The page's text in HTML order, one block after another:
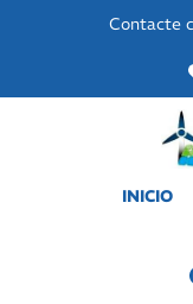
Contacte
INICIO